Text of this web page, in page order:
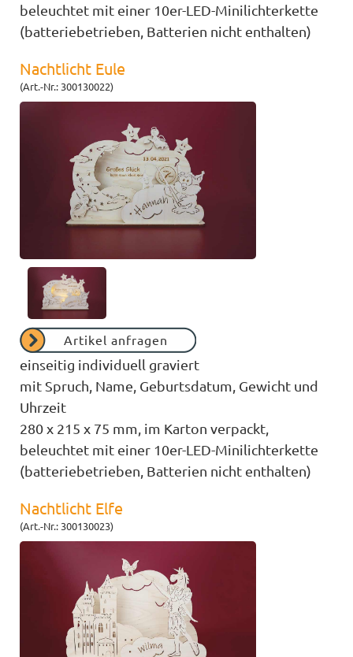
beleuchtet mit einer 10er-LED-Minilichterkette
(batteriebetrieben, Batterien nicht enthalten)
Nachtlicht Eule
(Art.-Nr.: 300130022)
Artikel anfragen
einseitig individuell graviert
mit Spruch, Name, Geburtsdatum, Gewicht und
Uhrzeit
280 x 215 x 75 mm, im Karton verpackt,
beleuchtet mit einer 10er-LED-Minilichterkette
(batteriebetrieben, Batterien nicht enthalten)
Nachtlicht Elfe
(Art.-Nr.: 300130023)